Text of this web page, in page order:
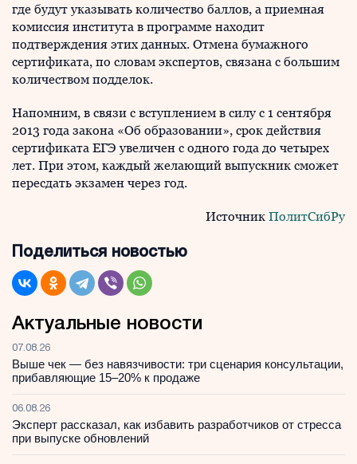
где будут указывать количество баллов, а приемная
комиссия института в программе находит
подтверждения этих данных. Отмена бумажного
сертификата, по словам экспертов, связана с большим
количеством подделок.
Напомним, в связи с вступлением в силу с 1 сентября
2013 года закона «Об образовании», срок действия
сертификата ЕГЭ увеличен с одного года до четырех
лет. При этом, каждый желающий выпускник сможет
пересдать экзамен через год.
Источник ПолитСибРу
Поделиться новостью
Актуальные новости
07.08.26
Выше чек — без навязчивости: три сценария консультации,
прибавляющие 15–20% к продаже
06.08.26
Эксперт рассказал, как избавить разработчиков от стресса
при выпуске обновлений